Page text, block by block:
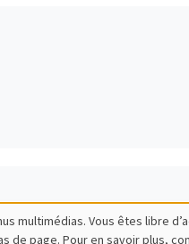
multimédias. Vous êtes libre
de page. Pour en savoir plus,